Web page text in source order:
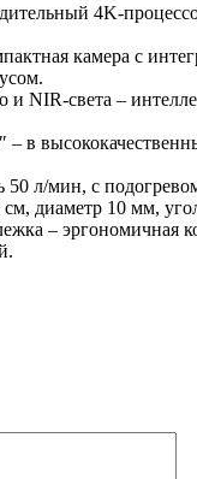
4K-
камера с
NIR-света –
50 л/мин, с
диаметр 10 мм,
– эргономичная